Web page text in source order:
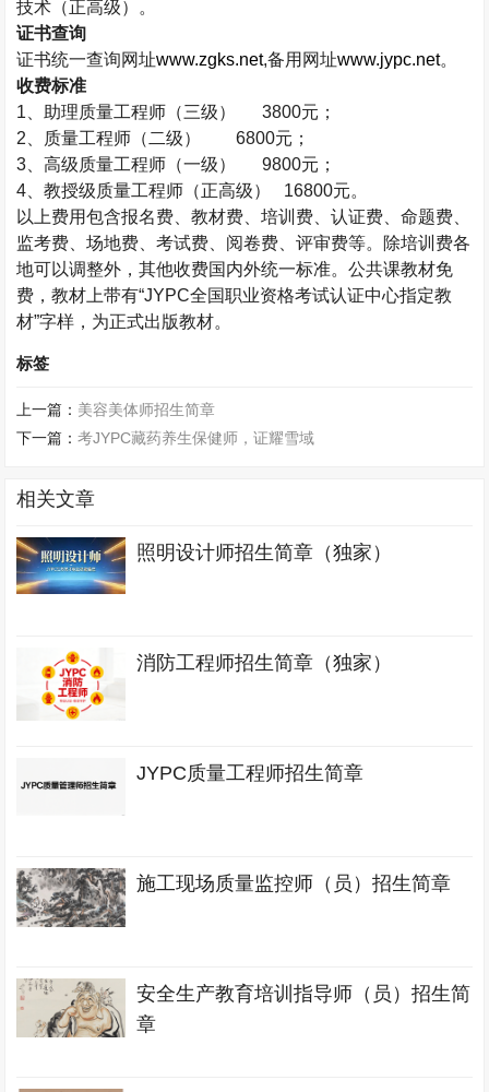
技术（正高级）。
证书查询
证书统一查询网址www.zgks.net,备用网址www.jypc.net。
收费标准
1 、助理质量工程师（三级） 3800元；
2 、质量工程师（二级） 6800元；
3 、高级质量工程师（一级） 9800元；
4 、教授级质量工程师（正高级） 16800元。
以上费用包含报名费、教材费、培训费、认证费、命题费、
监考费、场地费、考试费、阅卷费、评审费等。除培训费各
地可以调整外，其他收费国内外统一标准。公共课教材免
费，教材上带有“JYPC全国职业资格考试认证中心指定教
材”字样，为正式出版教材。
标签
上一篇： 美容美体师招生简章
下一篇：考JYPC藏药养生保健师，证耀雪域
相关文章
照明设计师招生简章（独家）
消防工程师招生简章（独家）
JYPC质量工程师招生简章
施工现场质量监控师（员）招生简章
安全生产教育培训指导师（员）招生简
章